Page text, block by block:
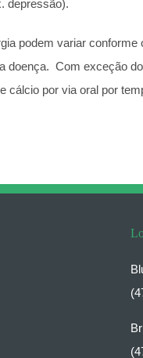
depressão).
podem variar
doença. Com exceção
cálcio por via oral por